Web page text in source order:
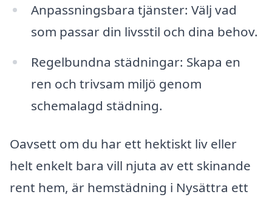
Anpassningsbara tjänster: Välj vad
som passar din livsstil och dina behov.
Regelbundna städningar: Skapa en
ren och trivsam miljö genom
schemalagd städning.
Oavsett om du har ett hektiskt liv eller
helt enkelt bara vill njuta av ett skinande
rent hem, är hemstädning i Nysättra ett